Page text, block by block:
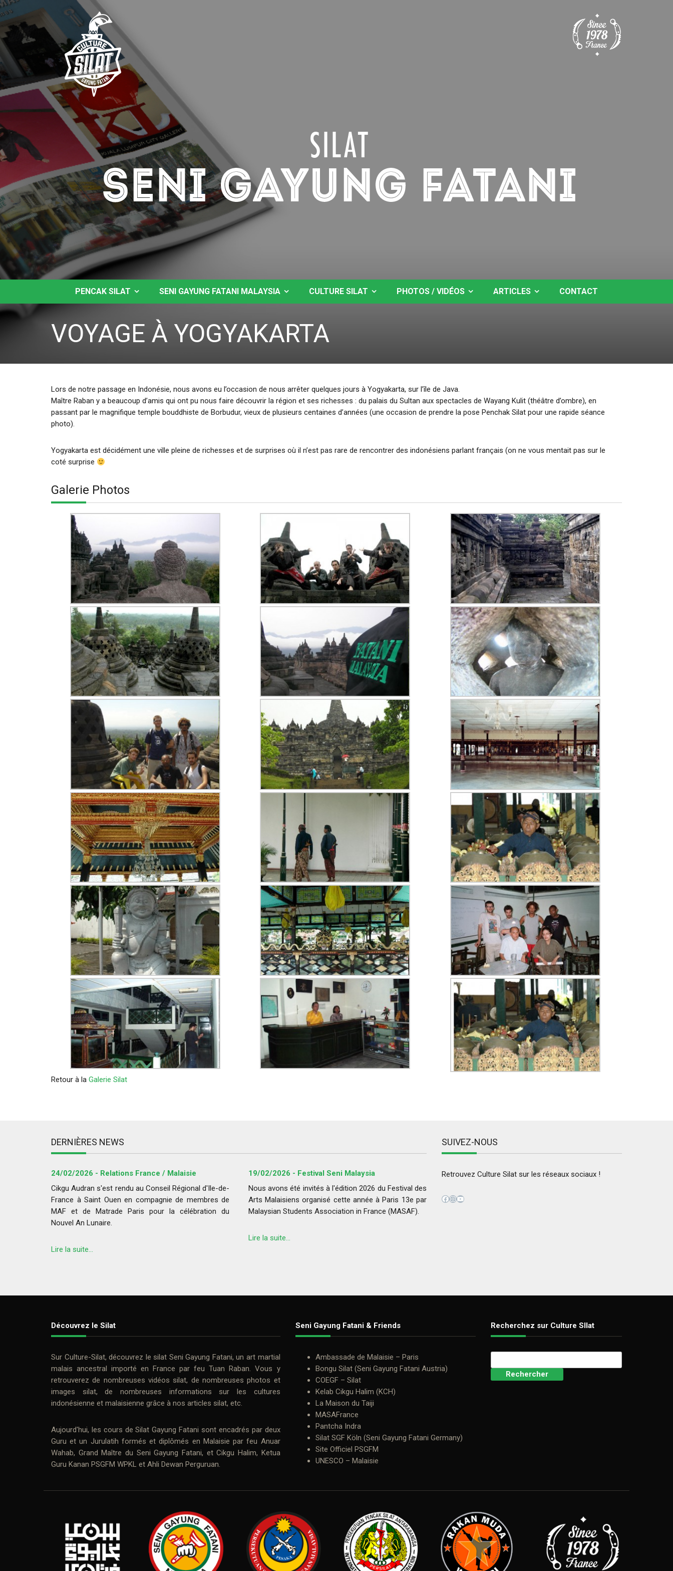
PENCAK SILAT SENI GAYUNG FATANI MALAYSIA CULTURE SILAT PHOTOS / VIDÉOS ARTICLES CONTACT
VOYAGE À YOGYAKARTA
Lors de notre passage en Indonésie, nous avons eu l’occasion de nous arrêter quelques jours à Yogyakarta, sur l’île de Java.
Maître Raban y a beaucoup d’amis qui ont pu nous faire découvrir la région et ses richesses : du palais du Sultan aux spectacles de Wayang Kulit (théâtre d’ombre), en
passant par le magnifique temple bouddhiste de Borbudur, vieux de plusieurs centaines d’années (une occasion de prendre la pose Penchak Silat pour une rapide séance
photo).
Yogyakarta est décidément une ville pleine de richesses et de surprises où il n’est pas rare de rencontrer des indonésiens parlant français (on ne vous mentait pas sur le
coté surprise
Galerie Photos
Retour à la Galerie Silat
DERNIÈRES NEWS
24/02/2026 - Relations France / Malaisie
Cikgu Audran s'est rendu au Conseil Régional d'Ile-de-
France à Saint Ouen en compagnie de membres de
MAF et de Matrade Paris pour la célébration du
Nouvel An Lunaire.
Lire la suite...
19/02/2026 - Festival Seni Malaysia
Nous avons été invités à l'édition 2026 du Festival des
Arts Malaisiens organisé cette année à Paris 13e par
Malaysian Students Association in France (MASAF).
Lire la suite...
SUIVEZ-NOUS
Retrouvez Culture Silat sur les réseaux sociaux !
Facebook
Instagram
YouTube
Découvrez le Silat
Sur Culture-Silat, découvrez le silat Seni Gayung Fatani, un art martial
malais ancestral importé en France par feuTuan Raban. Vous y
retrouverez de nombreuses vidéos silat, de nombreuses photos et
images silat, de nombreuses informations sur les cultures
indonésienne et malaisienne grâce à nos articles silat, etc.
Aujourd'hui, les cours deSilat Gayung Fatani sont encadrés par deux
Guru et un Jurulatih formés et diplômés en Malaisie par feu Anuar
Wahab, Grand Maître du Seni Gayung Fatani, etCikgu Halim, Ketua
Guru Kanan PSGFM WPKL et Ahli Dewan Perguruan.
Seni Gayung Fatani & Friends
Ambassade de Malaisie – Paris
Bongu Silat (Seni Gayung Fatani Austria)
COEGF – Silat
Kelab Cikgu Halim (KCH)
La Maison du Taiji
MASAFrance
Pantcha Indra
Silat SGF Köln (Seni Gayung Fatani Germany)
Site Officiel PSGFM
UNESCO – Malaisie
Recherchez sur Culture SIlat